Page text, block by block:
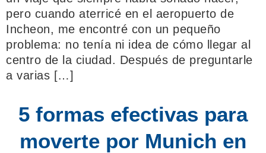
pero cuando aterricé en el aeropuerto de
Incheon, me encontré con un pequeño
problema: no tenía ni idea de cómo llegar al
centro de la ciudad. Después de preguntarle
a varias […]
5 formas efectivas para
moverte por Munich en